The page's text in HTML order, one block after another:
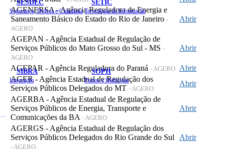
SESDEC
Segurança, Defesa e Cidadania
SETIC
Tecnologia da Informação
SIBRA
Integração
SOPH
Portos e Hidrovias
AGENERSA - Agência Reguladora de Energia e
Saneamento Básico do Estado do Rio de Janeiro -
AGERO
Abrir
AGEPAN - Agência Estadual de Regulação de
Serviços Públicos do Mato Grosso do Sul - MS -
AGERO
Abrir
AGEPAR - Agência Reguladora do Paraná - AGERO Abrir
AGER - Agência Estadual de Regulação dos
Serviços Públicos Delegados do MT - AGERO
Abrir
AGERBA - Agência Estadual de Regulação de
Serviços Públicos de Energia, Transporte e
Comunicações da BA - AGERO
Abrir
AGERGS - Agência Estadual de Regulação dos
Serviços Públicos Delegados do Rio Grande do Sul
- AGERO
Abrir